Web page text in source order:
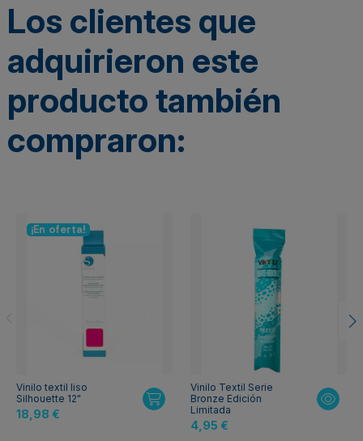
Los clientes que
adquirieron este
producto también
compraron:
¡En oferta!
Vinilo textil liso
Silhouette 12"
18,98 €
Vinilo Textil Serie
Bronze Edición
Limitada
4,95 €